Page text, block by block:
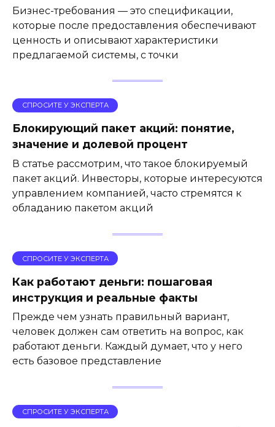
Бизнес-требования — это спецификации,
которые после предоставления обеспечивают
ценность и описывают характеристики
предлагаемой системы, с точки
СПРОСИТЕ У ЭКСПЕРТА
Блокирующий пакет акций: понятие,
значение и долевой процент
В статье рассмотрим, что такое блокируемый
пакет акций. Инвесторы, которые интересуются
управлением компанией, часто стремятся к
обладанию пакетом акций
СПРОСИТЕ У ЭКСПЕРТА
Как работают деньги: пошаговая
инструкция и реальные факты
Прежде чем узнать правильный вариант,
человек должен сам ответить на вопрос, как
работают деньги. Каждый думает, что у него
есть базовое представление
СПРОСИТЕ У ЭКСПЕРТА